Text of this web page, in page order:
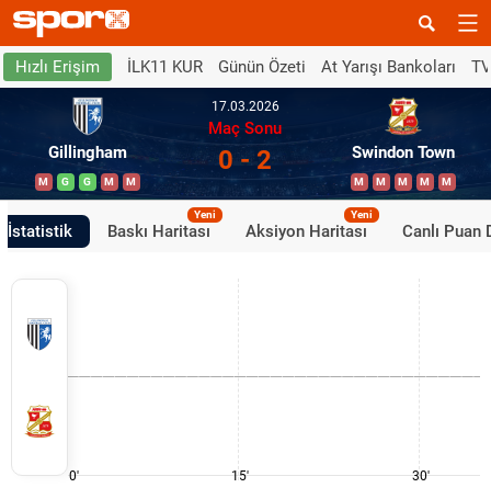
Hızlı Erişim İLK11 KUR Günün Özeti At Yarışı Bankoları
Gillingham
M G G M M
17.03.2026
Maç Sonu
0 - 2 Swindon Town
M M M M M
İstatistik Baskı Haritası
Yeni
Aksiyon Haritası
Yeni
Canlı Puan
0' 15' 30'